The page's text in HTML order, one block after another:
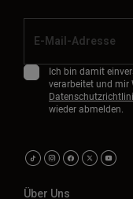
Ich bin damit
verarbeitet und mir
wieder abmelden.
Über Uns